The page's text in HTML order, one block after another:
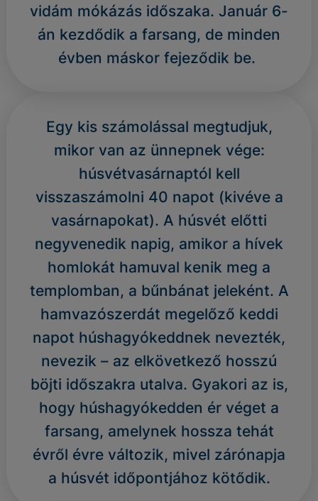
vidám mókázás időszaka. Január 6-
án kezdődik a farsang, de minden
évben máskor fejeződik be.
Egy kis számolással megtudjuk,
mikor van az ünnepnek vége:
húsvétvasárnaptól kell
visszaszámolni 40 napot (kivéve a
vasárnapokat). A húsvét előtti
negyvenedik napig, amikor a hívek
homlokát hamuval kenik meg a
templomban, a bűnbánat jeleként. A
hamvazószerdát megelőző keddi
napot húshagyókeddnek nevezték,
nevezik – az elkövetkező hosszú
böjti időszakra utalva. Gyakori az is,
hogy húshagyókedden ér véget a
farsang, amelynek hossza tehát
évről évre változik, mivel zárónapja
a húsvét időpontjához kötődik.